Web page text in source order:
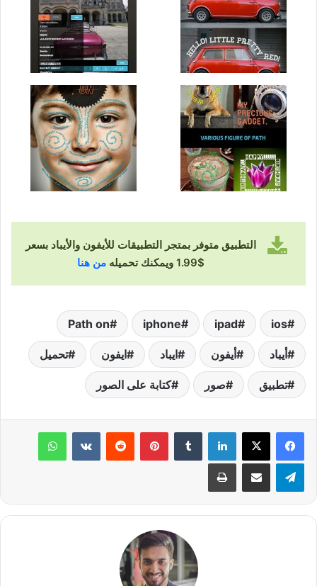
التطبيق متوفر بمتجر التطبيقات للأيفون والأيباد بسعر
$1.99 ويمكنك تحميله
من هنا
ios
ipad
iphone
Path on
أيباد أيفون ايباد ايفون تحميل
تطبيق صور كتابة على الصور
لينكدإن بينتيريست